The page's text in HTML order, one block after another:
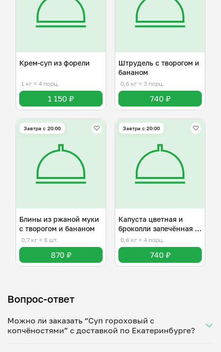
Крем-суп из форели
1 кг ≈ 4 порц.
1 150 ₽
Штрудель с творогом и
бананом
0,6 кг ≈ 3 порц.
740 ₽
Завтра c 20:00
Блины из ржаной муки
с творогом и бананом
0,7 кг ≈ 8 шт.
870 ₽
Завтра c 20:00
Капуста цветная и
броколли запечённая с
сыром
0,6 кг ≈ 4 порц.
740 ₽
Вопрос-ответ
Можно ли заказать “Суп гороховый с
копчёностями” с доставкой по Екатеринбурге?